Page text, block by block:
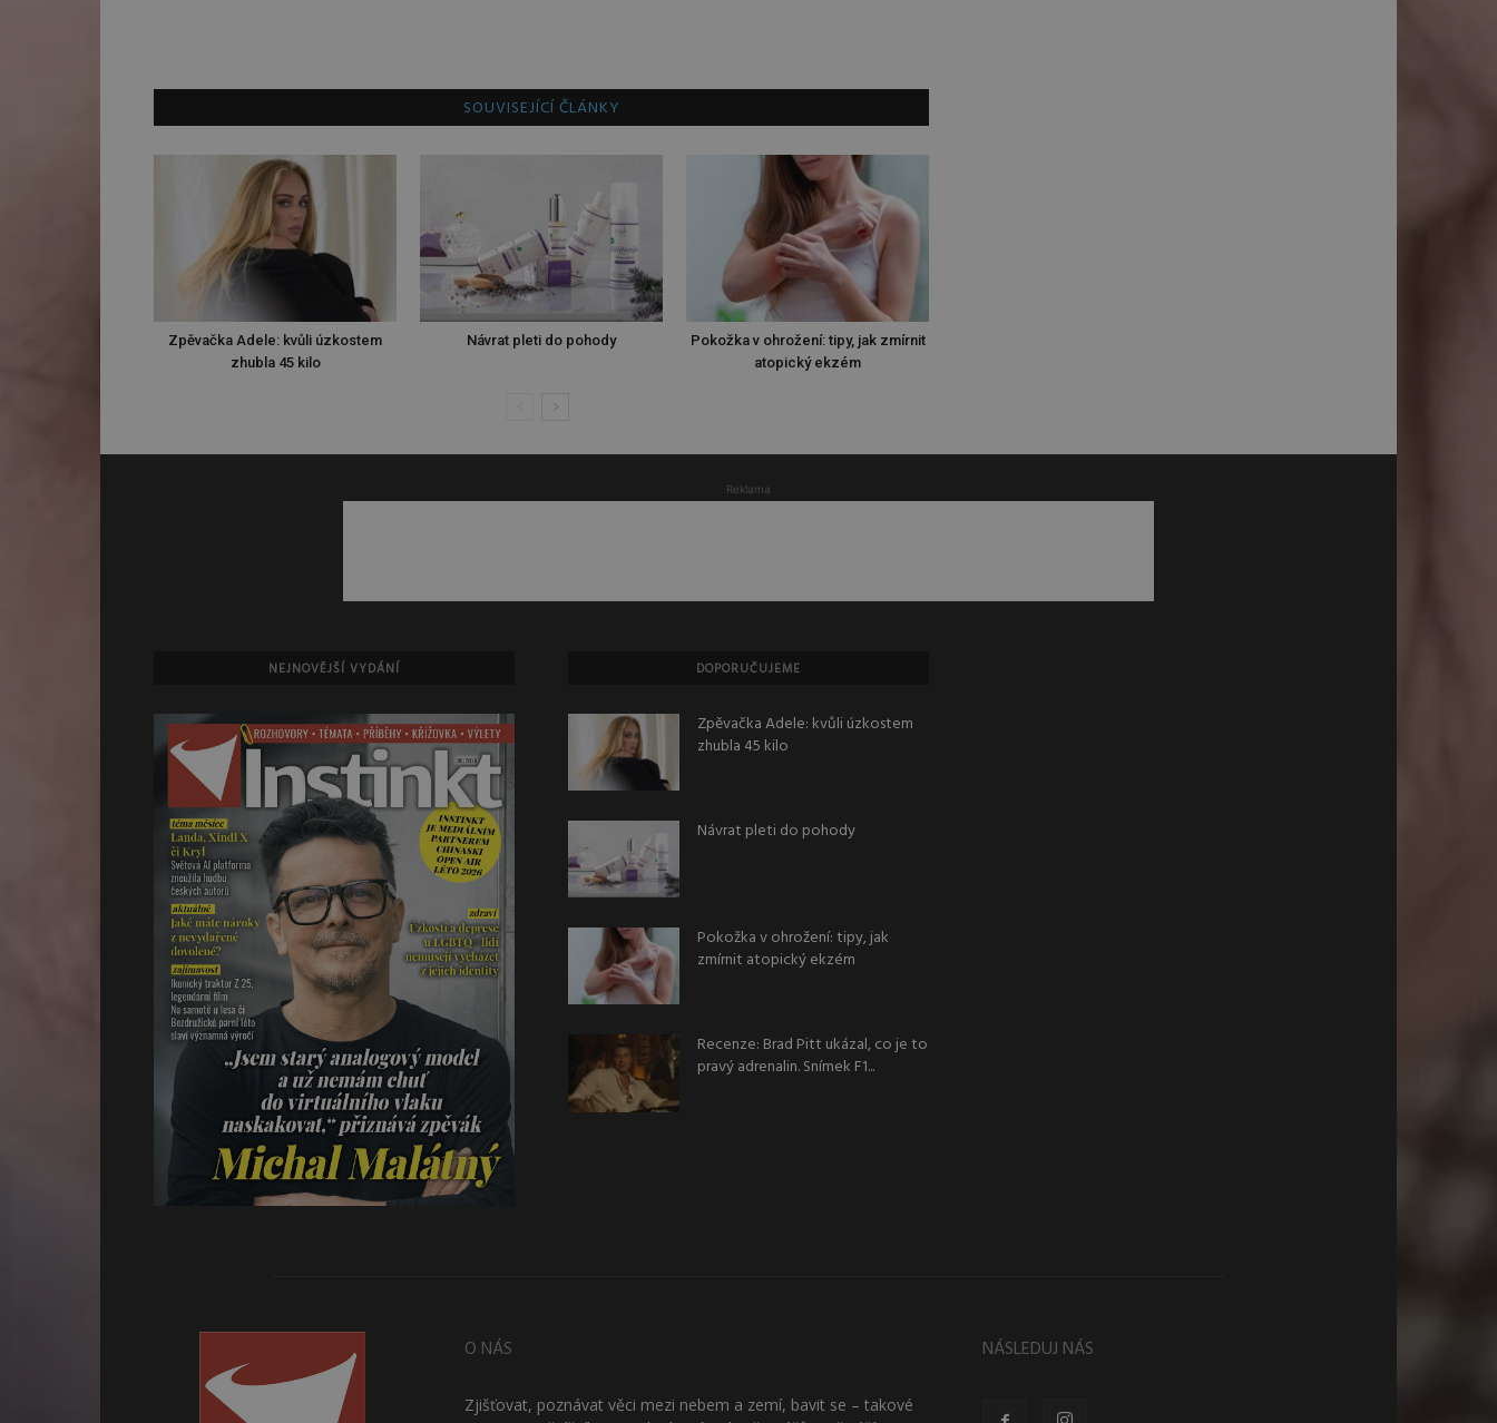
SOUVISEJÍCÍ ČLÁNKY
Zpěvačka Adele: kvůli úzkostem
zhubla 45 kilo
Návrat pleti do pohody
Pokožka v ohrožení: tipy, jak zmírnit
atopický ekzém
Reklama
NEJNOVĚJŠÍ VYDÁNÍ DOPORUČUJEME
Zpěvačka Adele: kvůli úzkostem
zhubla 45 kilo
Návrat pleti do pohody
Pokožka v ohrožení: tipy, jak
zmírnit atopický ekzém
Recenze: Brad Pitt ukázal, co je to
pravý adrenalin. Snímek F1...
O NÁS
Zjišťovat, poznávat věci mezi nebem a zemí, bavit se – takové
NÁSLEDUJ NÁS